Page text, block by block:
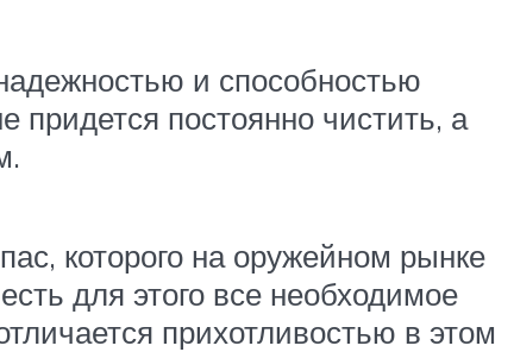
и способностью
постоянно чистить, а
которого на оружейном рынке
для этого все необходимое
прихотливостью в этом